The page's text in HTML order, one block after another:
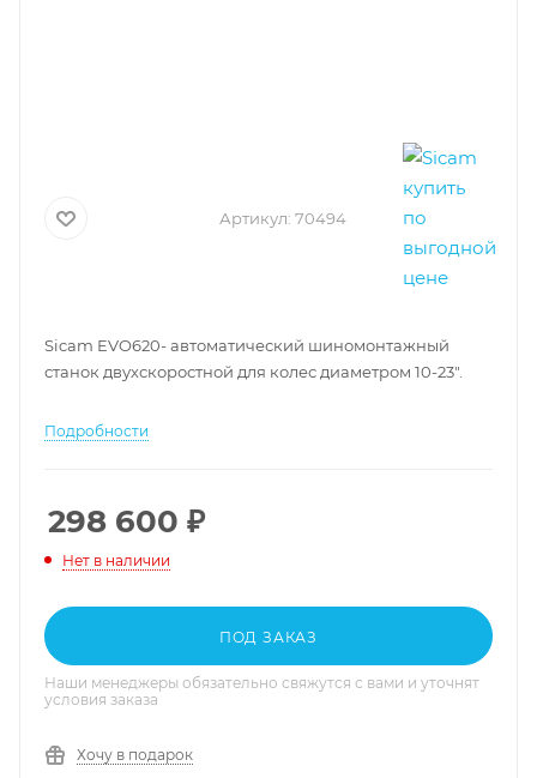
Артикул: 70494
Sicam EVO620- автоматический шиномонтажный
станок двухскоростной для колес диаметром 10-23".
Подробности
298 600 ₽
Нет в наличии
ПОД ЗАКАЗ
Наши менеджеры обязательно свяжутся с вами и уточнят
условия заказа
Хочу в подарок